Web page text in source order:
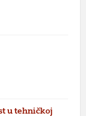
u tehničkoj